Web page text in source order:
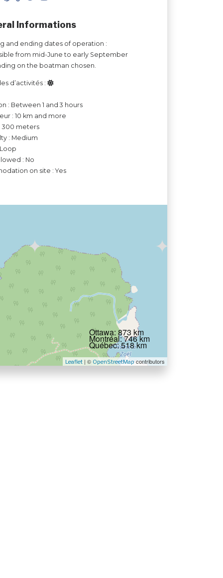
Informations
and ending dates of operation :
from mid-June to early September
on the boatman chosen.
d’activités :
: Between 1 and 3 hours
: 10 km and more
300 meters
: Medium
: No
on site : Yes
Leaflet | © OpenStreetMap contributors
Ottawa: 873 km
Montréal: 746 km
Québec: 518 km